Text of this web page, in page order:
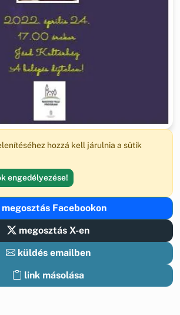
hozzá kell járulnia a sütik
engedélyezése!
megosztás Facebookon
megosztás X-en
küldés emailben
link másolása